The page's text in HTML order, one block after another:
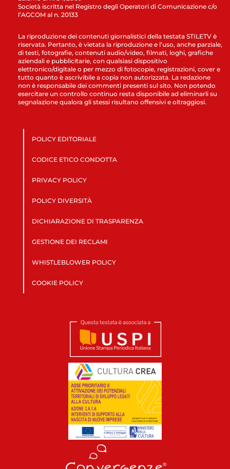
Società iscritta nel Registro degli Operatori di Comunicazione c/o
l’AGCOM al n. 20133
La riproduzione dei contenuti giornalistici della testata STILETV è
riservata. Pertanto, è vietata la riproduzione e l’uso, anche parziale,
di testi, fotografie, contenuti audio/video, filmati, loghi, grafiche
aziendali e pubblicitarie, con qualsiasi dispositivo
elettronico/digitale o per mezzo di fotocopie, registrazioni, cover e
tutto quanto è ascrivibile a copia non autorizzata. La redazione
non è responsabile dei commenti presenti sul sito. Non potendo
esercitare un controllo continuo resta disponibile ad eliminarli su
segnalazione qualora gli stessi risultano offensivi e oltraggiosi.
POLICY EDITORIALE
CODICE ETICO CONDOTTA
PRIVACY POLICY
POLICY DIVERSITÀ
DICHIARAZIONE DI TRASPARENZA
GESTIONE DEI RECLAMI
WHISTLEBLOWER POLICY
COOKIE POLICY